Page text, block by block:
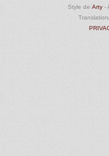
Style de Arty-